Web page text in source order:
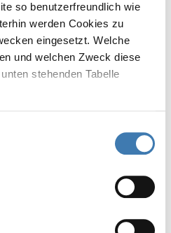
so benutzerfreundlich wie
werden Cookies zu
eingesetzt. Welche
und welchen Zweck diese
stehenden Tabelle
Wenn Sie nur einzelne
Bedürfnisse anpassen.
„Alle akzeptieren“ willigen
in Zukunft zu verbessern
Behinderung oder
für Menschen
E-Auto zu